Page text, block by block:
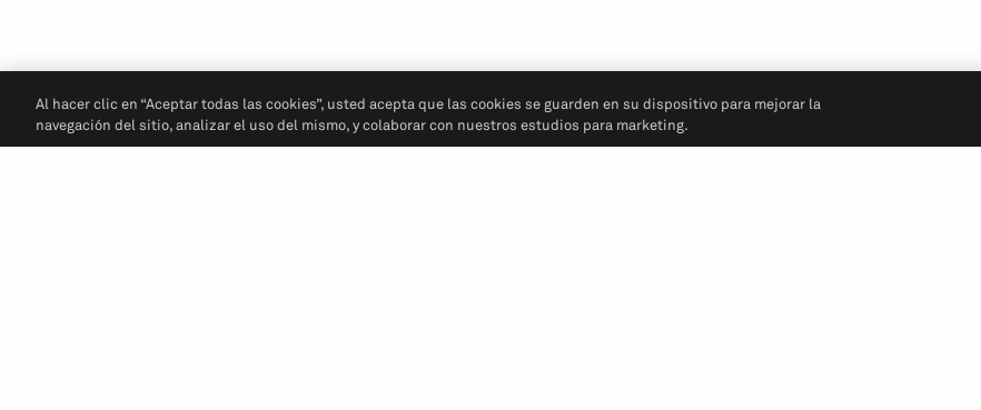
Al hacer clic en “Aceptar todas las cookies”, usted acepta que las cookies se guarden en su dispositivo para mejorar la
navegación del sitio, analizar el uso del mismo, y colaborar con nuestros estudios para marketing.